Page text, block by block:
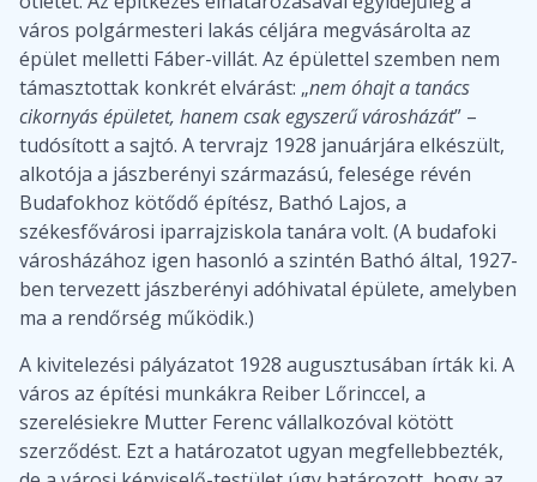
város polgármesteri lakás céljára megvásárolta az
épület melletti Fáber-villát. Az épülettel szemben nem
támasztottak konkrét elvárást: „nem óhajt a tanács
cikornyás épületet, hanem csak egyszerű városházát” –
tudósított a sajtó. A tervrajz 1928 januárjára elkészült,
alkotója a jászberényi származású, felesége révén
Budafokhoz kötődő építész, Bathó Lajos, a
székesfővárosi iparrajziskola tanára volt. (A budafoki
városházához igen hasonló a szintén Bathó által, 1927-
ben tervezett jászberényi adóhivatal épülete, amelyben
ma a rendőrség működik.)
A kivitelezési pályázatot 1928 augusztusában írták ki. A
város az építési munkákra Reiber Lőrinccel, a
szerelésiekre Mutter Ferenc vállalkozóval kötött
szerződést. Ezt a határozatot ugyan megfellebbezték,